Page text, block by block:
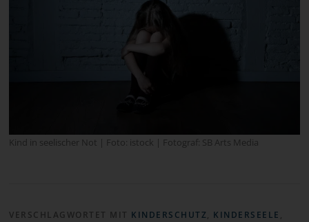
Kind in seelischer Not | Foto: istock | Fotograf: SB Arts Media
VERSCHLAGWORTET MIT KINDERSCHUTZ, KINDERSEELE ,